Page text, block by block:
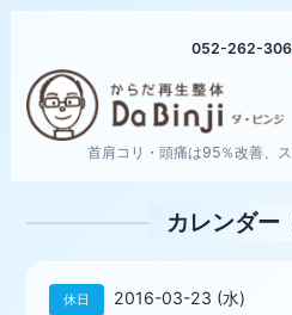
052-262-
首肩コリ・頭痛は95％改善、
カレンダー
休日 2016-03-23 (水)